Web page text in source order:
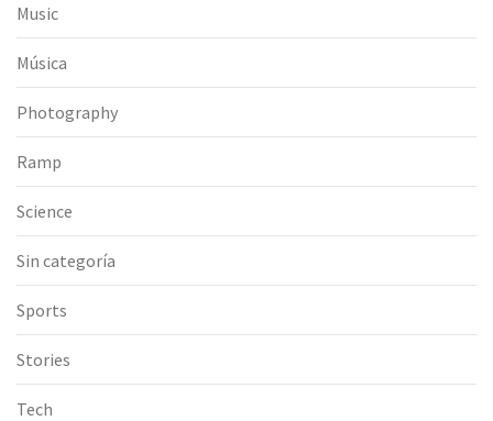
Music
Música
Photography
Ramp
Science
Sin categoría
Sports
Stories
Tech